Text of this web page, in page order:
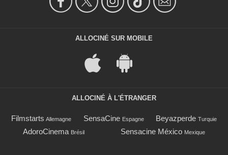
ALLOCINÉ SUR MOBILE
ALLOCINÉ À L'ÉTRANGER
Filmstarts Allemagne SensaCine Espagne Beyazperde Turquie
AdoroCinema Brésil Sensacine México Mexique